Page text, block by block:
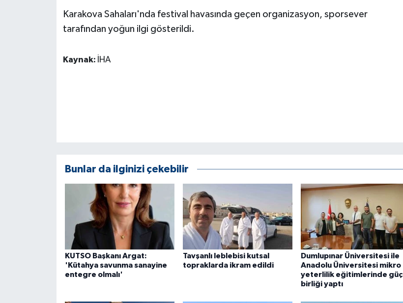
Karakova Sahaları'nda festival havasında geçen organizasyon, sporsever
tarafından yoğun ilgi gösterildi.
Kaynak: İHA
Bunlar da ilginizi çekebilir
KUTSO Başkanı Argat:
'Kütahya savunma sanayine
entegre olmalı'
Tavşanlı leblebisi kutsal
topraklarda ikram edildi
Dumlupınar Üniversitesi ile
Anadolu Üniversitesi mikro
yeterlilik eğitimlerinde güç
birliği yaptı
MAGAZİN
POLİTİKA
TEKNOLOJİ